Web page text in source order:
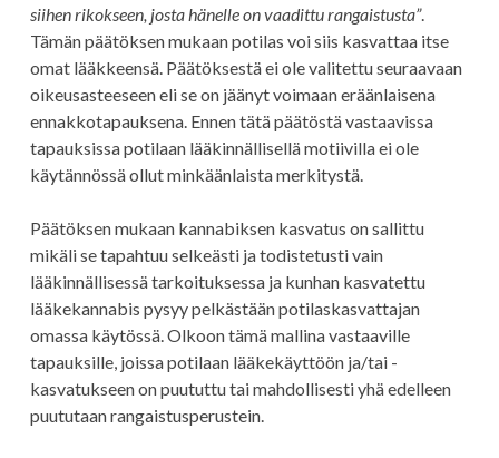
siihen rikokseen, josta hänelle on vaadittu rangaistusta”.
Tämän päätöksen mukaan potilas voi siis kasvattaa itse
omat lääkkeensä. Päätöksestä ei ole valitettu seuraavaan
oikeusasteeseen eli se on jäänyt voimaan eräänlaisena
ennakkotapauksena. Ennen tätä päätöstä vastaavissa
tapauksissa potilaan lääkinnällisellä motiivilla ei ole
käytännössä ollut minkäänlaista merkitystä.
Päätöksen mukaan kannabiksen kasvatus on sallittu
mikäli se tapahtuu selkeästi ja todistetusti vain
lääkinnällisessä tarkoituksessa ja kunhan kasvatettu
lääkekannabis pysyy pelkästään potilaskasvattajan
omassa käytössä. Olkoon tämä mallina vastaaville
tapauksille, joissa potilaan lääkekäyttöön ja/tai -
kasvatukseen on puututtu tai mahdollisesti yhä edelleen
puututaan rangaistusperustein.